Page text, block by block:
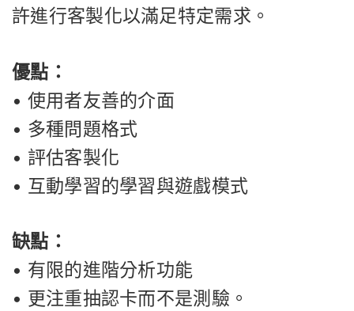
許進行客製化以滿足特定需求。
優點：
• 使用者友善的介面
• 多種問題格式
• 評估客製化
• 互動學習的學習與遊戲模式
缺點：
• 有限的進階分析功能
• 更注重抽認卡而不是測驗。